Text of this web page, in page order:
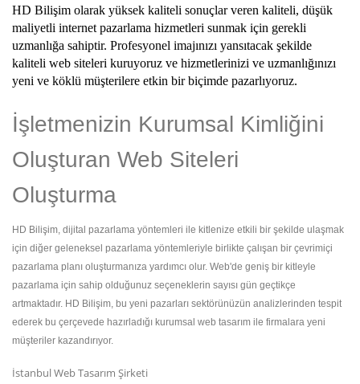
HD Bilişim olarak yüksek kaliteli sonuçlar veren kaliteli, düşük
maliyetli internet pazarlama hizmetleri sunmak için gerekli
uzmanlığa sahiptir. Profesyonel imajınızı yansıtacak şekilde
kaliteli web siteleri kuruyoruz ve hizmetlerinizi ve uzmanlığınızı
yeni ve köklü müşterilere etkin bir biçimde pazarlıyoruz.
İşletmenizin Kurumsal Kimliğini
Oluşturan Web Siteleri
Oluşturma
HD Bilişim, dijital pazarlama yöntemleri ile kitlenize etkili bir şekilde ulaşmak
için diğer geleneksel pazarlama yöntemleriyle birlikte çalışan bir çevrimiçi
pazarlama planı oluşturmanıza yardımcı olur. Web'de geniş bir kitleyle
pazarlama için sahip olduğunuz seçeneklerin sayısı gün geçtikçe
artmaktadır. HD Bilişim, bu yeni pazarları sektörünüzün analizlerinden tespit
ederek bu çerçevede hazırladığı kurumsal web tasarım ile firmalara yeni
müşteriler kazandırıyor.
İstanbul Web Tasarım Şirketi